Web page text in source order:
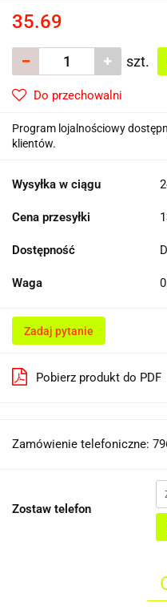
35.69
szt.
Do przechowalni
Program lojalnościowy
klientów.
Wysyłka w ciągu
Cena przesyłki
Dostępność
Waga
Zadaj pytanie
Pobierz produkt do PDF
Zamówienie telefoniczne:
Zostaw telefon